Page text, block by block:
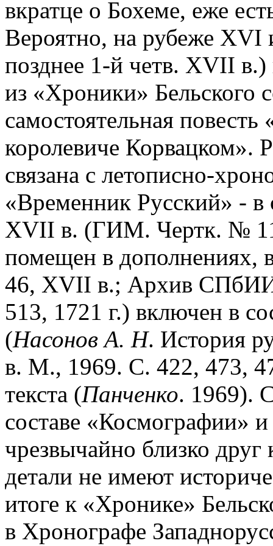
вкратце о Бохеме, еже
Вероятно, на рубеже XVI
позднее 1-й четв. XVII в.)
из «Хроники» Бельского
самостоятельная
королевиче Корвацком».
связана с летописно-
«Временник Русский» - в
XVII в. (ГИМ. Чертк. №
помещен в
46, XVII в.; Архив
513, 1721 г.) включен в
(Насонов А. Н. История
в. М., 1969. С. 422, 473,
текста (Панченко. 1969).
составе «Космографии»
чрезвычайно близко
детали не имеют
итоге к «Хронике»
в Хронографе